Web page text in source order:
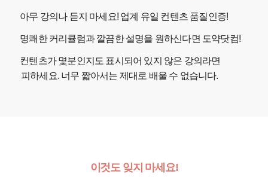
아무 강의나 듣지 마세요! 업계 유일 컨텐츠 품질인증!
명쾌한 커리큘럼과 깔끔한 설명을 원하신다면 도약닷컴!
컨텐츠가 몇분인지도 표시되어 있지 않은 강의라면
피하세요. 너무 짧아서는 제대로 배울 수 없습니다.
이것도 잊지 마세요!